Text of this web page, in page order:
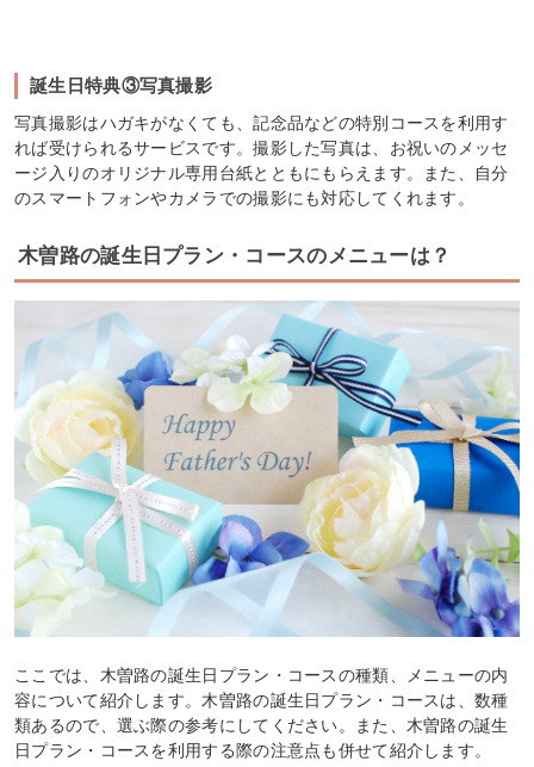
誕生日特典③写真撮影
写真撮影はハガキがなくても、記念品などの特別コースを利用す
れば受けられるサービスです。撮影した写真は、お祝いのメッセ
ージ入りのオリジナル専用台紙とともにもらえます。また、自分
のスマートフォンやカメラでの撮影にも対応してくれます。
木曽路の誕生日プラン・コースのメニューは？
ここでは、木曽路の誕生日プラン・コースの種類、メニューの内
容について紹介します。木曽路の誕生日プラン・コースは、数種
類あるので、選ぶ際の参考にしてください。また、木曽路の誕生
日プラン・コースを利用する際の注意点も併せて紹介します。